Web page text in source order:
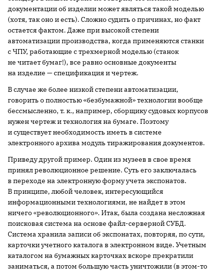
документации об изделии может являться такой моделью
(хотя, так оно и есть). Сложно судить о причинах, но факт
остается фактом. Даже при высокой степени
автоматизации производства, когда применяются станки
с ЧПУ, работающие с трехмерной моделью (станок
не читает бумаг!), все равно основные документы
на изделие — спецификация и чертеж.
В случае же более низкой степени автоматизации,
говорить о полностью «безбумажной» технологии вообще
бессмысленно, т. к., например, сборщику судовых корпусов
нужен чертеж и технология на бумаге. Поэтому
и существует необходимость иметь в системе
электронного архива модуль тиражирования документов.
Приведу другой пример. Один из музеев в свое время
принял революционное решение. Суть его заключалась
в переходе на электронную форму учета экспонатов.
В принципе, любой человек, интересующийся
информационными технологиями, не найдет в этом
ничего «революционного». Итак, была создана несложная
поисковая система на основе файл-серверной СУБД.
Система хранила записи об экспонатах, повторяя, по сути,
карточки учетного каталога в электронном виде. Учетным
каталогом на бумажных карточках вскоре прекратили
заниматься, а потом большую часть уничтожили (в этом-то